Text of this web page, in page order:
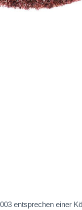
entsprechen einer